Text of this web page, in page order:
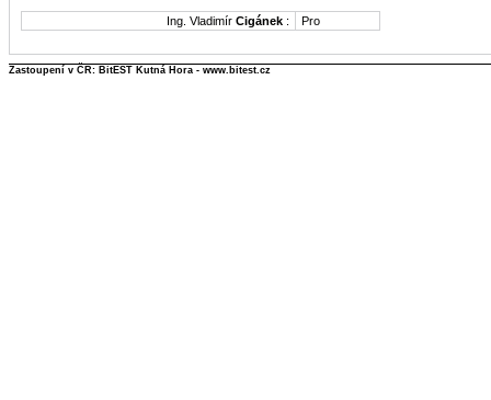
Ing. Vladimír Cigánek : Pro
Zastoupení v ČR: BitEST Kutná Hora - www.bitest.cz